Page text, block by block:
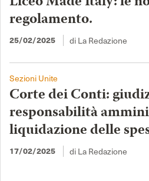
regolamento.
25/02/2025 di La Redazione
Sezioni Unite
Corte dei Conti:
responsabilità
liquidazione delle
17/02/2025 di La Redazione